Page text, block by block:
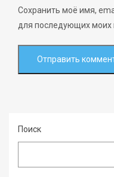
Сохранить моё имя,
для последующих моих
Поиск